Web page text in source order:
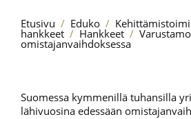
Etusivu / Eduko /
hankkeet / Hankkeet /
omistajanvaihdoksessa
Suomessa kymmenillä tuhansilla
lähivuosina edessään